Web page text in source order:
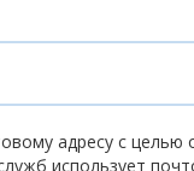
адресу с целью
использует